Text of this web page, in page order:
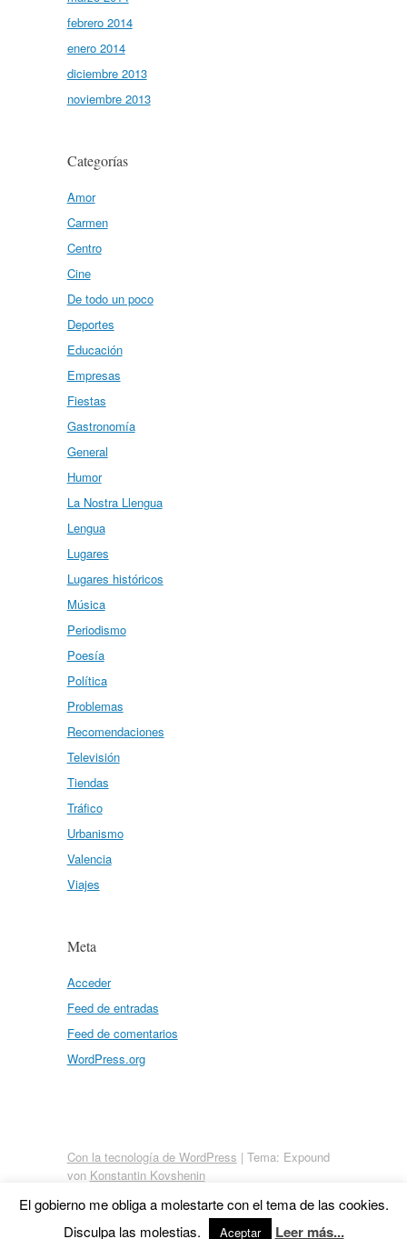
febrero 2014
enero 2014
diciembre 2013
noviembre 2013
Categorías
Amor
Carmen
Centro
Cine
De todo un poco
Deportes
Educación
Empresas
Fiestas
Gastronomía
General
Humor
La Nostra Llengua
Lengua
Lugares
Lugares históricos
Música
Periodismo
Poesía
Política
Problemas
Recomendaciones
Televisión
Tiendas
Tráfico
Urbanismo
Valencia
Viajes
Meta
Acceder
Feed de entradas
Feed de comentarios
WordPress.org
Con la tecnología de WordPress | Tema: Expound
von Konstantin Kovshenin
El gobierno me obliga a molestarte con el tema de las cookies.
Disculpa las molestias.
Aceptar Leer más...